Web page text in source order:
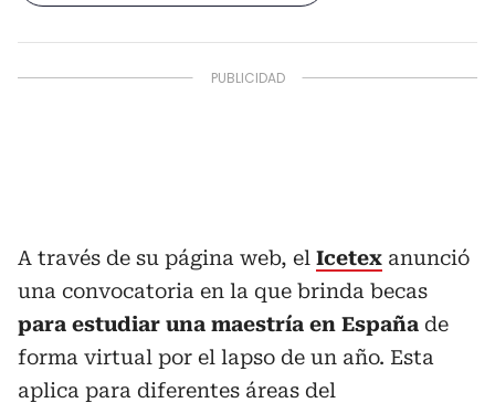
A través de su página web, el Icetex anunció
una convocatoria en la que brinda becas
para estudiar una maestría en España de
forma virtual por el lapso de un año. Esta
aplica para diferentes áreas del